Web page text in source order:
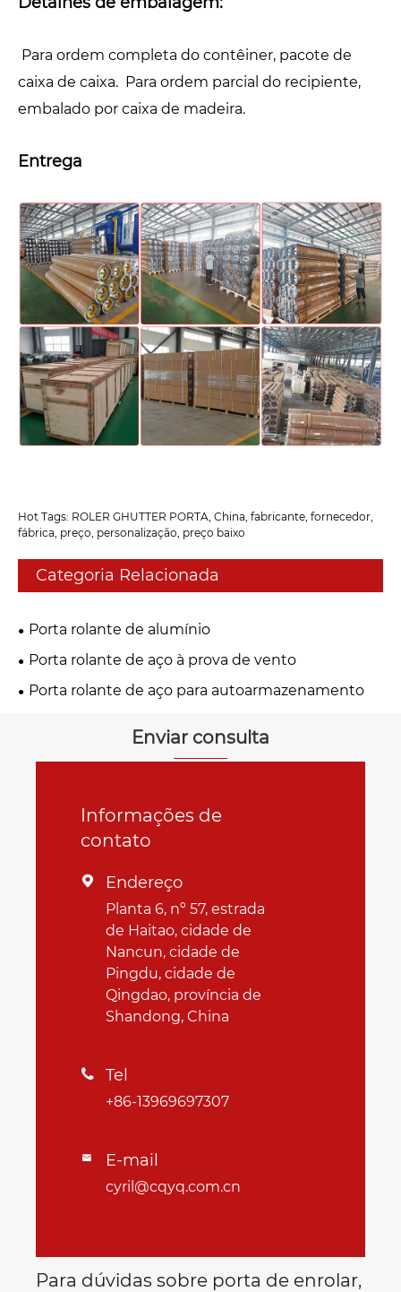
Para ordem completa do contêiner, pacote de
caixa de caixa. Para ordem parcial do recipiente,
embalado por caixa de madeira.
Entrega
Hot Tags: ROLER GHUTTER PORTA, China, fabricante, fornecedor,
fábrica, preço, personalização, preço baixo
Categoria Relacionada
Porta rolante de alumínio
Porta rolante de aço à prova de vento
Porta rolante de aço para autoarmazenamento
Enviar consulta
Informações de
contato
 Endereço
Planta 6, nº 57, estrada
de Haitao, cidade de
Nancun, cidade de
Pingdu, cidade de
Qingdao, província de
Shandong, China
 Tel
+86-13969697307
 E-mail
cyril@cqyq.com.cn
Para dúvidas sobre porta de enrolar,